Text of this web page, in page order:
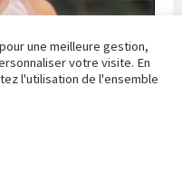
une meilleure gestion,
votre visite. En
l'utilisation de l'ensemble